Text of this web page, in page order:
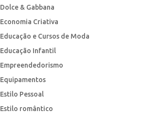
Dolce & Gabbana
Economia Criativa
Educação e Cursos de Moda
Educação Infantil
Empreendedorismo
Equipamentos
Estilo Pessoal
Estilo romântico